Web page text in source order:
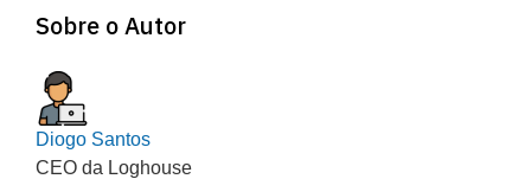
Sobre o Autor
Diogo Santos
CEO da Loghouse